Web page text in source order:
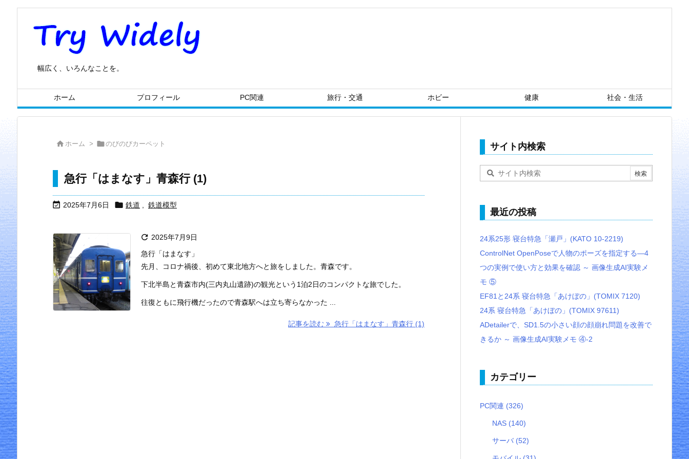
幅広く、いろんなことを。
ホーム プロフィール PC関連 旅行・交通 ホビー 健康 社会・生活
 ホーム > のびのびカーペット
急行「はまなす」青森行 (1)
 2025年7月6日  鉄道 鉄道模型
 2025年7月9日
急行「はまなす」
先月、コロナ禍後、初めて東北地方へと旅をしました。青森です。
下北半島と青森市内(三内丸山遺跡)の観光という1泊2日のコンパクトな旅でした。
往復ともに飛行機だったので青森駅へは立ち寄らなかった ...
記事を読む 急行「はまなす」青森行 (1)
サイト内検索
最近の投稿
24系25形 寝台特急「瀬戸」(KATO 10-2219)
ControlNet OpenPoseで人物のポーズを指定する―4
つの実例で使い方と効果を確認 ～ 画像生成AI実験メ
モ ⑤
EF81と24系 寝台特急「あけぼの」(TOMIX 7120)
24系 寝台特急「あけぼの」(TOMIX 97611)
ADetailerで、SD1.5の小さい顔の顔崩れ問題を改善で
きるか ～ 画像生成AI実験メモ ④-2
カテゴリー
PC関連 (326)
NAS (140)
サーバ (52)